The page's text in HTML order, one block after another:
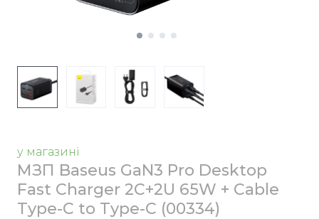
у магазині
МЗП Baseus GaN3 Pro Desktop
Fast Charger 2C+2U 65W + Cable
Type-C to Type-C (00334)